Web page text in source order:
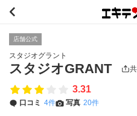
店舗公式
スタジオグラント
スタジオGRANT
3.31
口コミ 4件 写真 20件